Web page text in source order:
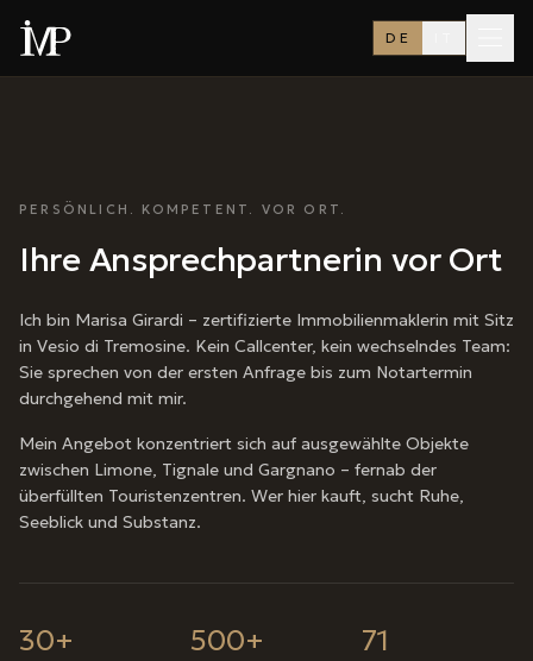
DE
PERSÖNLICH. KOMPETENT. VOR ORT.
Ihre Ansprechpartnerin vor Ort
Ich bin Marisa Girardi – zertifizierte Immobilienmaklerin mit Sitz
in Vesio di Tremosine. Kein Callcenter, kein wechselndes Team:
Sie sprechen von der ersten Anfrage bis zum Notartermin
durchgehend mit mir.
Mein Angebot konzentriert sich auf ausgewählte Objekte
zwischen Limone, Tignale und Gargnano – fernab der
überfüllten Touristenzentren. Wer hier kauft, sucht Ruhe,
Seeblick und Substanz.
30+ 500+ 71